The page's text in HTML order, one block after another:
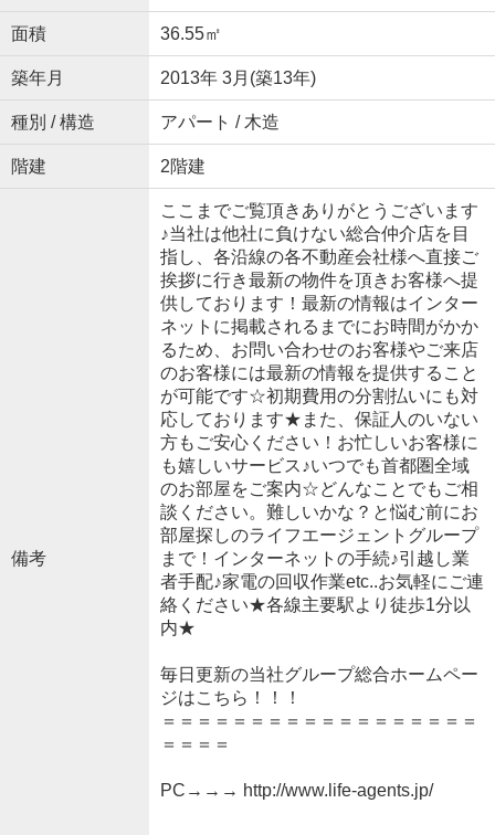
面積 36.55㎡
築年月 2013年 3月(築13年)
種別 / 構造 アパート / 木造
階建 2階建
備考
ここまでご覧頂きありがとうございます
♪当社は他社に負けない総合仲介店を目
指し、各沿線の各不動産会社様へ直接ご
挨拶に行き最新の物件を頂きお客様へ提
供しております！最新の情報はインター
ネットに掲載されるまでにお時間がかか
るため、お問い合わせのお客様やご来店
のお客様には最新の情報を提供すること
が可能です☆初期費用の分割払いにも対
応しております★また、保証人のいない
方もご安心ください！お忙しいお客様に
も嬉しいサービス♪いつでも首都圏全域
のお部屋をご案内☆どんなことでもご相
談ください。難しいかな？と悩む前にお
部屋探しのライフエージェントグループ
まで！インターネットの手続♪引越し業
者手配♪家電の回収作業etc..お気軽にご連
絡ください★各線主要駅より徒歩1分以
内★
毎日更新の当社グループ総合ホームペー
ジはこちら！！！
＝＝＝＝＝＝＝＝＝＝＝＝＝＝＝＝＝＝
＝＝＝＝
PC→→→ http://www.life-agents.jp/